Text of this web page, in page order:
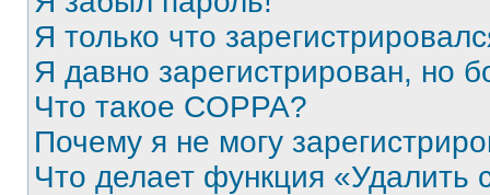
Я только что
Я давно зарегистрирован, но
Что такое COPPA?
Почему я не могу
Что делает функция «Удалить